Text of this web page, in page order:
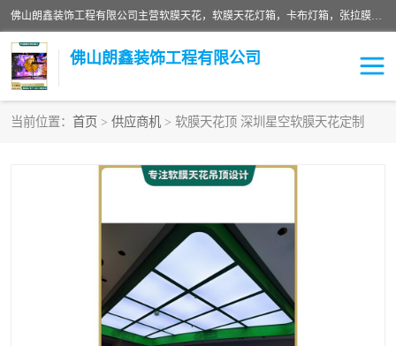
佛山朗鑫装饰工程有限公司主营软膜天花，软膜天花灯箱，卡布灯箱，张拉膜等产品，价格实惠，支持定制；公司专业装饰铺面，家居，会展特装，软膜等工程，技能精良人员，安装快、价格合理，质量保证、热诚与各方有识人士合作，欢迎新老客户来电咨询。
佛山朗鑫装饰工程有限公司
当前位置： 首页 > 供应商机 > 软膜天花顶 深圳星空软膜天花定制